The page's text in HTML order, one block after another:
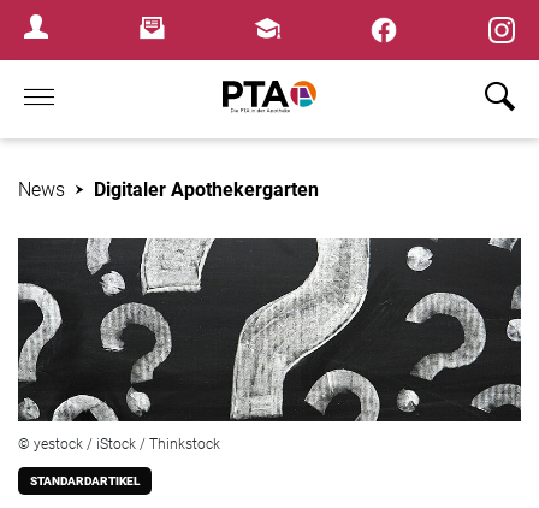
Login MenuNewsletterFortbildungen
Home
News Digitaler Apothekergarten
© yestock / iStock / Thinkstock
STANDARDARTIKEL
×